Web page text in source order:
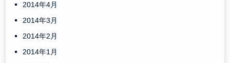
2014年4月
2014年3月
2014年2月
2014年1月